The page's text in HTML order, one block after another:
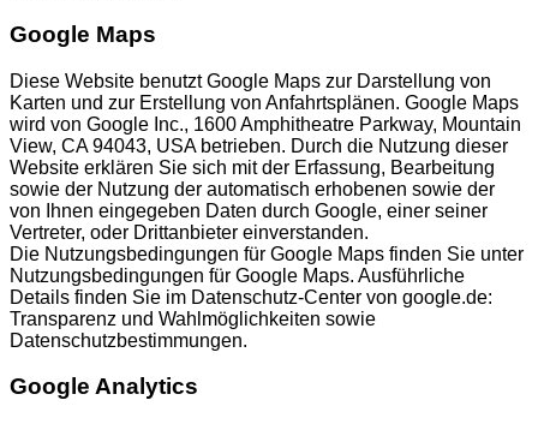
Google Maps
Diese Website benutzt Google Maps zur Darstellung von
Karten und zur Erstellung von Anfahrtsplänen. Google Maps
wird von Google Inc., 1600 Amphitheatre Parkway, Mountain
View, CA 94043, USA betrieben. Durch die Nutzung dieser
Website erklären Sie sich mit der Erfassung, Bearbeitung
sowie der Nutzung der automatisch erhobenen sowie der
von Ihnen eingegeben Daten durch Google, einer seiner
Vertreter, oder Drittanbieter einverstanden.
Die Nutzungsbedingungen für Google Maps finden Sie unter
Nutzungsbedingungen für Google Maps. Ausführliche
Details finden Sie im Datenschutz-Center von google.de:
Transparenz und Wahlmöglichkeiten sowie
Datenschutzbestimmungen.
Google Analytics